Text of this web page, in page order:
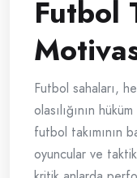
Futbol
Futbol sahaları,
olasılığının
futbol takımının
oyuncular ve